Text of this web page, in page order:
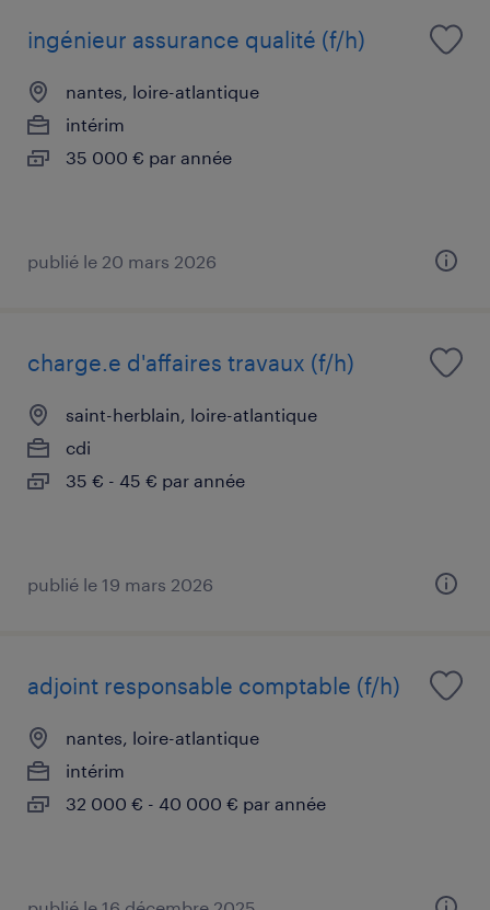
ingénieur assurance qualité (f/h)
nantes, loire-atlantique
intérim
35 000 € par année
publié le 20 mars 2026
charge.e d'affaires travaux (f/h)
saint-herblain, loire-atlantique
cdi
35 € - 45 € par année
publié le 19 mars 2026
adjoint responsable comptable (f/h)
nantes, loire-atlantique
intérim
32 000 € - 40 000 € par année